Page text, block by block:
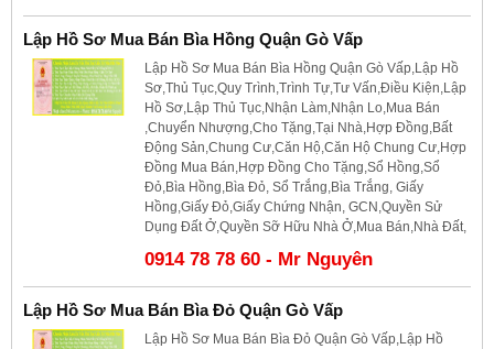
Lập Hồ Sơ Mua Bán Bìa Hồng Quận Gò Vấp
Lập Hồ Sơ Mua Bán Bìa Hồng Quận Gò Vấp,Lập Hồ
Sơ,Thủ Tục,Quy Trình,Trình Tự,Tư Vấn,Điều Kiện,Lập
Hồ Sơ,Lập Thủ Tục,Nhận Làm,Nhận Lo,Mua Bán
,Chuyển Nhượng,Cho Tặng,Tại Nhà,Hợp Đồng,Bất
Động Sản,Chung Cư,Căn Hộ,Căn Hộ Chung Cư,Hợp
Đồng Mua Bán,Hợp Đồng Cho Tặng,Sổ Hồng,Sổ
Đỏ,Bìa Hồng,Bìa Đỏ, Sổ Trắng,Bìa Trắng, Giấy
Hồng,Giấy Đỏ,Giấy Chứng Nhận, GCN,Quyền Sử
Dụng Đất Ở,Quyền Sỡ Hữu Nhà Ở,Mua Bán,Nhà Đất,
0914 78 78 60 - Mr Nguyên
Lập Hồ Sơ Mua Bán Bìa Đỏ Quận Gò Vấp
Lập Hồ Sơ Mua Bán Bìa Đỏ Quận Gò Vấp,Lập Hồ